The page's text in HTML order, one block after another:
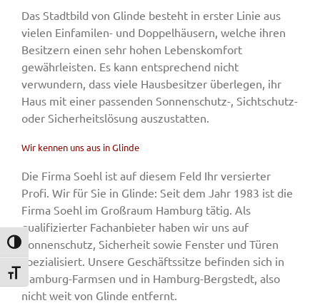
Umschalten auf hohe Kontraste
Schrift vergrößern
Das Stadtbild von Glinde besteht in erster Linie aus
vielen Einfamilen- und Doppelhäusern, welche ihren
Besitzern einen sehr hohen Lebenskomfort
gewährleisten. Es kann entsprechend nicht
verwundern, dass viele Hausbesitzer überlegen, ihr
Haus mit einer passenden Sonnenschutz-, Sichtschutz-
oder Sicherheitslösung auszustatten.
Wir kennen uns aus in Glinde
Die Firma Soehl ist auf diesem Feld Ihr versierter
Profi. Wir für Sie in Glinde: Seit dem Jahr 1983 ist die
Firma Soehl im Großraum Hamburg tätig. Als
qualifizierter Fachanbieter haben wir uns auf
Sonnenschutz, Sicherheit sowie Fenster und Türen
spezialisiert. Unsere Geschäftssitze befinden sich in
Hamburg-Farmsen und in Hamburg-Bergstedt, also
nicht weit von Glinde entfernt.